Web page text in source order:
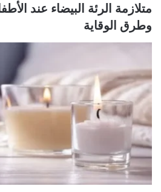
متلازمة الرئة البيضاء عند
وطرق الوقاية